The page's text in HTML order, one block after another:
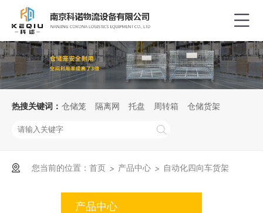
热搜关键词： 仓储笼 隔离网 托盘 周转箱 仓储货架
您当前的位置： 首页 > 产品中心 > 自动化四向车货架
产品中心